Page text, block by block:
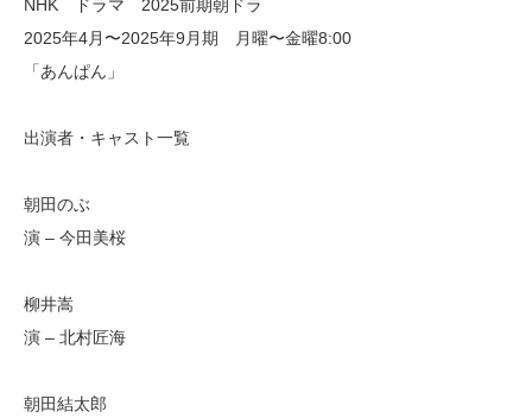
NHK ドラマ 2025前期朝ドラ
2025年4月〜2025年9月期 月曜〜金曜8:00
「あんぱん」
出演者・キャスト一覧
朝田のぶ
演 – 今田美桜
柳井嵩
演 – 北村匠海
朝田結太郎